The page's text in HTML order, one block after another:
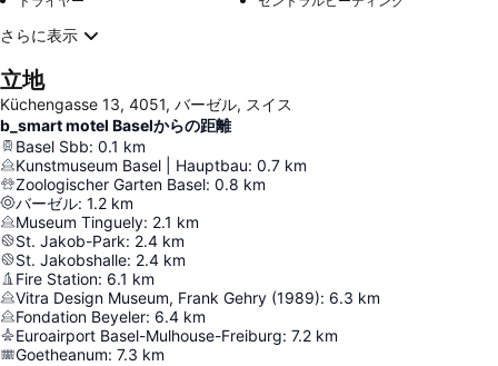
さらに表示
立地
Küchengasse 13, 4051, バーゼル, スイス
b_smart motel Baselからの距離
Basel Sbb: 0.1 km
Kunstmuseum Basel | Hauptbau: 0.7 km
Zoologischer Garten Basel: 0.8 km
バーゼル: 1.2 km
Museum Tinguely: 2.1 km
St. Jakob-Park: 2.4 km
St. Jakobshalle: 2.4 km
Fire Station: 6.1 km
Vitra Design Museum, Frank Gehry (1989): 6.3 km
Fondation Beyeler: 6.4 km
Euroairport Basel-Mulhouse-Freiburg: 7.2 km
Goetheanum: 7.3 km